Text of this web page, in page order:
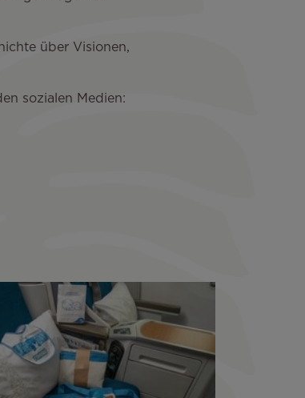
über Visionen,
sozialen Medien: